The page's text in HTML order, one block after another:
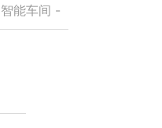
能车间 -